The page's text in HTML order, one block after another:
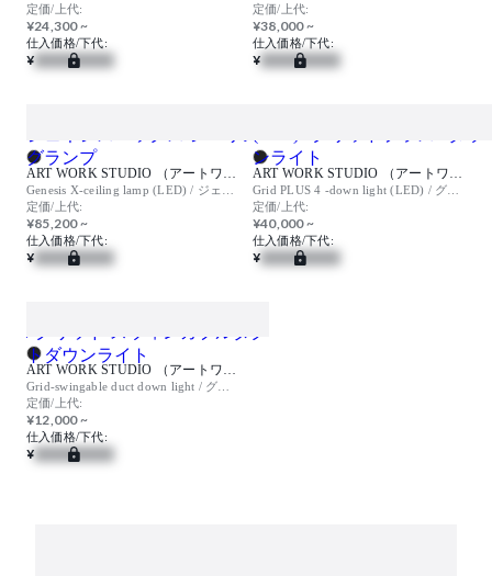
定価/上代:
¥24,300 ~
仕入価格/下代:
¥
定価/上代:
¥38,000 ~
仕入価格/下代:
¥
定価/上代:
¥85,200 ~
仕入価格/下代:
¥
定価/上代:
¥40,000 ~
仕入価格/下代:
¥
ART WORK STUDIO （アートワークスタジオ）
Grid-swingable duct down light / グリッド スウィンガブルダクトダウンライト
定価/上代:
¥12,000 ~
仕入価格/下代:
¥